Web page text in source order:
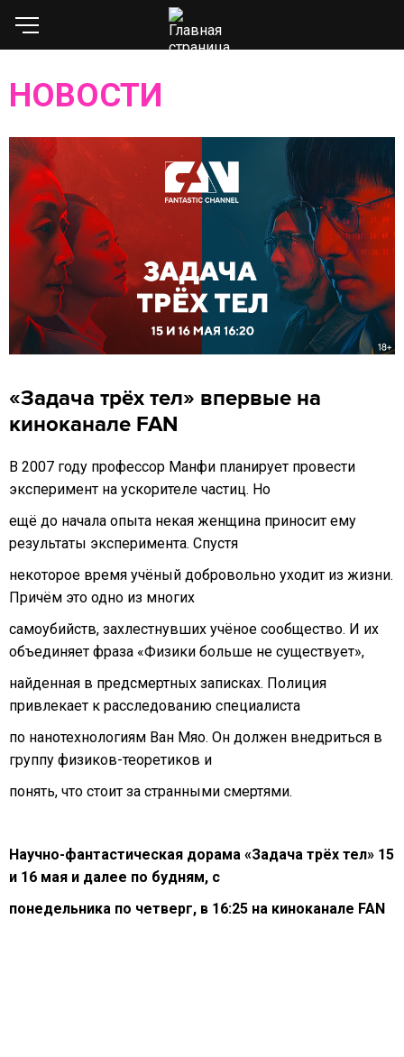
НОВОСТИ
«Задача трёх тел» впервые на
киноканале FAN
В 2007 году профессор Манфи планирует провести
эксперимент на ускорителе частиц. Но
ещё до начала опыта некая женщина приносит ему
результаты эксперимента. Спустя
некоторое время учёный добровольно уходит из жизни.
Причём это одно из многих
самоубийств, захлестнувших учёное сообщество. И их
объединяет фраза «Физики больше не существует»,
найденная в предсмертных записках. Полиция
привлекает к расследованию специалиста
по нанотехнологиям Ван Мяо. Он должен внедриться в
группу физиков-теоретиков и
понять, что стоит за странными смертями.
Научно-фантастическая дорама «Задача трёх тел» 15
и 16 мая и далее по будням, с
понедельника по четверг, в 16:25 на киноканале FAN